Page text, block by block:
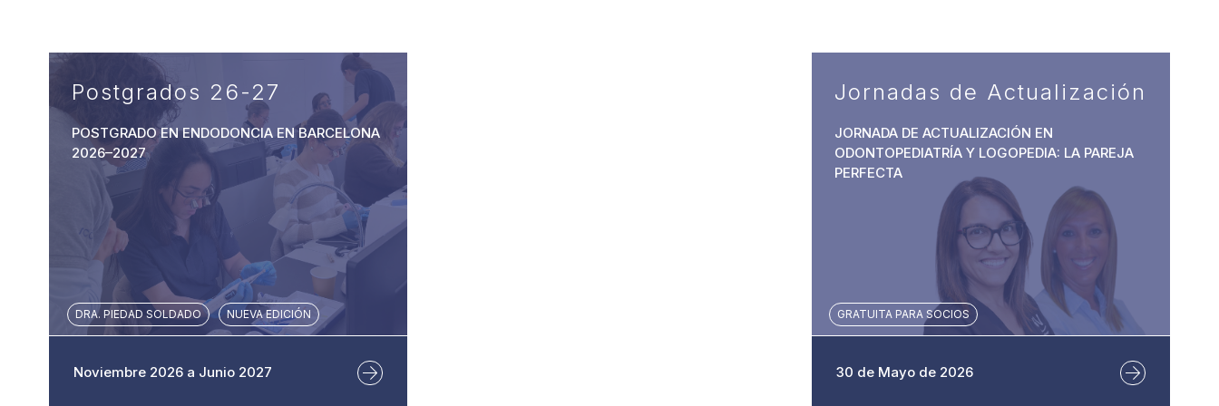
Postgrados 26-27
POSTGRADO EN ENDODONCIA EN BARCELONA
2026–2027
DRA. PIEDAD SOLDADO NUEVA EDICIÓN
Noviembre 2026 a Junio 2027
Jornadas de Actualización
JORNADA DE ACTUALIZACIÓN EN
ODONTOPEDIATRÍA Y LOGOPEDIA: LA PAREJA
PERFECTA
GRATUITA PARA SOCIOS
30 de Mayo de 2026